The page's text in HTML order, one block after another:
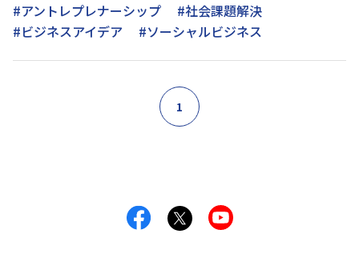
#アントレプレナーシップ
#社会課題解決
#ビジネスアイデア
#ソーシャルビジネス
1